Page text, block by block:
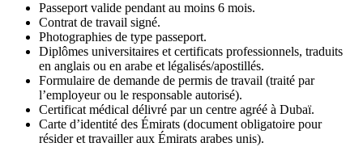
Passeport valide pendant au moins 6 mois.
Contrat de travail signé.
Photographies de type passeport.
Diplômes universitaires et certificats professionnels, traduits
en anglais ou en arabe et légalisés/apostillés.
Formulaire de demande de permis de travail (traité par
l’employeur ou le responsable autorisé).
Certificat médical délivré par un centre agréé à Dubaï.
Carte d’identité des Émirats (document obligatoire pour
résider et travailler aux Émirats arabes unis).